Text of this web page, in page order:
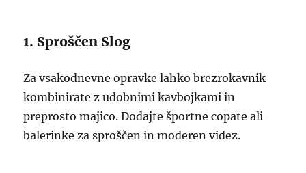
1. Sproščen Slog
Za vsakodnevne opravke lahko brezrokavnik
kombinirate z udobnimi kavbojkami in
preprosto majico. Dodajte športne copate ali
balerinke za sproščen in moderen videz.